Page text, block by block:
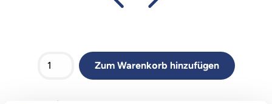
Zum Warenkorb hinzufügen